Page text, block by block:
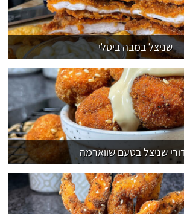
שניצל במבה ביסלי
שניצל בטעם שווארמה